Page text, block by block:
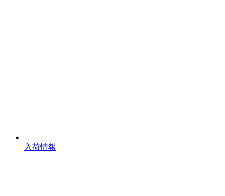
入荷情報